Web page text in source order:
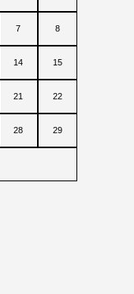
7 8
14 15
21 22
28 29